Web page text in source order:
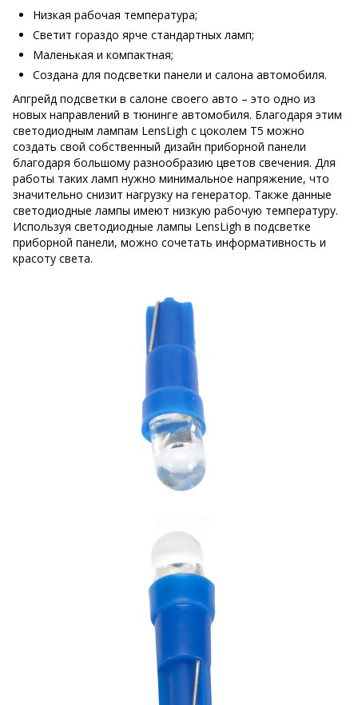
Низкая рабочая температура;
Светит гораздо ярче стандартных ламп;
Маленькая и компактная;
Создана для подсветки панели и салона автомобиля.
Апгрейд подсветки в салоне своего авто – это одно из
новых направлений в тюнинге автомобиля. Благодаря этим
светодиодным лампам LensLigh с цоколем T5 можно
создать свой собственный дизайн приборной панели
благодаря большому разнообразию цветов свечения. Для
работы таких ламп нужно минимальное напряжение, что
значительно снизит нагрузку на генератор. Также данные
светодиодные лампы имеют низкую рабочую температуру.
Используя светодиодные лампы LensLigh в подсветке
приборной панели, можно сочетать информативность и
красоту света.